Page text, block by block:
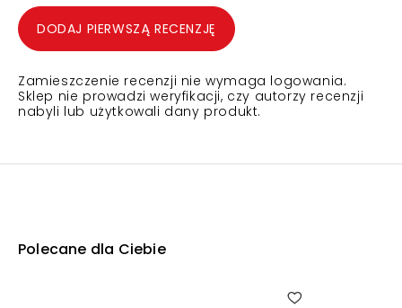
DODAJ PIERWSZĄ RECENZJĘ
Zamieszczenie recenzji nie wymaga logowania.
Sklep nie prowadzi weryfikacji, czy autorzy recenzji
nabyli lub użytkowali dany produkt.
Polecane dla Ciebie